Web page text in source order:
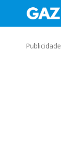
Publicidade